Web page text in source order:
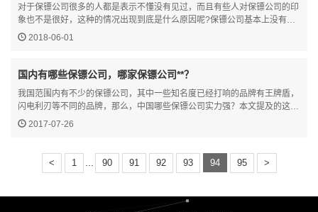
对于保镖公司很多的人都是表示不懂没有见过，而且有些人对保镖公司的印
象也不是很好，这种的情况出现到底是什么原因呢?保镖公司基本上没有得
罪过什么人，也没有传出什么不好的事情，但就是人们就是不喜欢，北京保
2018-06-01
国内有哪些保镖公司，哪家保镖公司**？
我国范围内有不少的保镖公司，其中一些知名度已经打响的品牌有王牌盾，
闪电利刃等不同的品牌，那么，中国哪些保镖公司实力强？本文提及的这些
保镖公司实力怎么样？本文提及的保镖公司，实力方面是很强的，如果雇主
2017-07-26
< 1 90 91 92 93 94 95 >